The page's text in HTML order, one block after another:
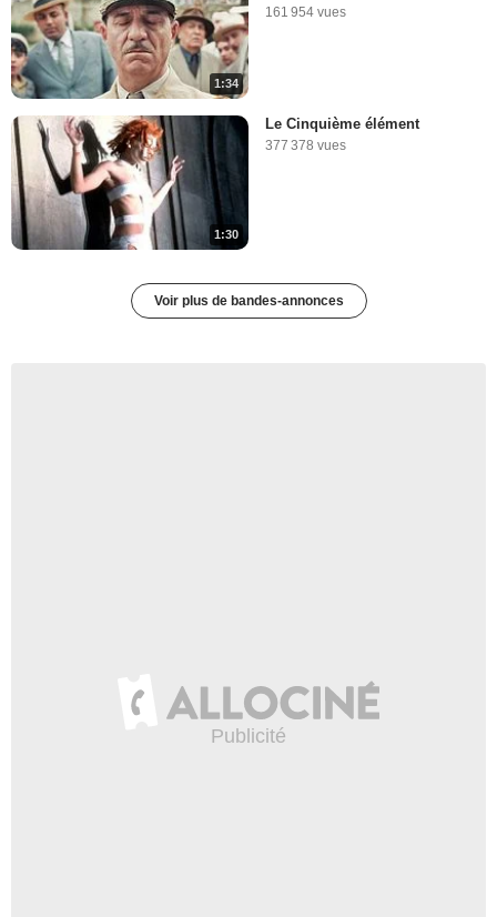
1:34
161 954 vues
1:30
Le Cinquième élément
377 378 vues
Voir plus de bandes-annonces